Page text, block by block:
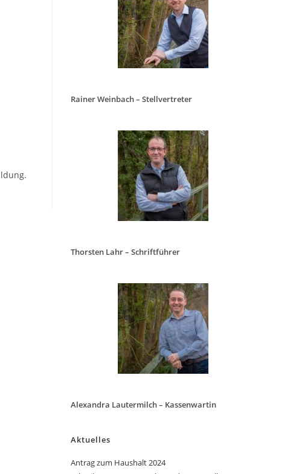
Rainer Weinbach – Stellvertreter
Thorsten Lahr – Schriftführer
Alexandra Lautermilch – Kassenwartin
Aktuelles
Antrag zum Haushalt 2024